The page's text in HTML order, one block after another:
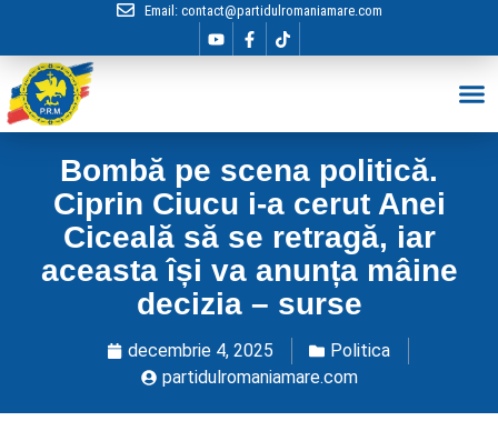
Email: contact@partidulromaniamare.com
Bombă pe scena politică.
Ciprin Ciucu i-a cerut Anei
Ciceală să se retragă, iar
aceasta își va anunța mâine
decizia – surse
decembrie 4, 2025
Politica
partidulromaniamare.com